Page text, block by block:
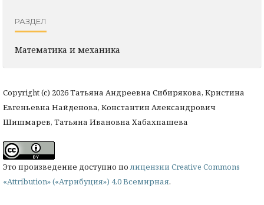
РАЗДЕЛ
Математика и механика
Copyright (c) 2026 Татьяна Андреевна Сибирякова, Кристина
Евгеньевна Найденова, Константин Александрович
Шишмарев, Татьяна Ивановна Хабахпашева
Это произведение доступно полицензии Creative Commons
«Attribution» («Атрибуция») 4.0 Всемирная.